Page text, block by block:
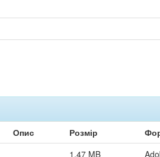
Опис Розмір
1,47 MB